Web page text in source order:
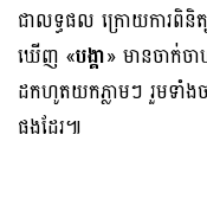
ជាលទ្ធផល ក្រោយការពិនិ
ឃើញ «បង្គា» មានចាក់
ដកហូតយកភ្លាមៗ រួមទាំង
ផងដែរ៕